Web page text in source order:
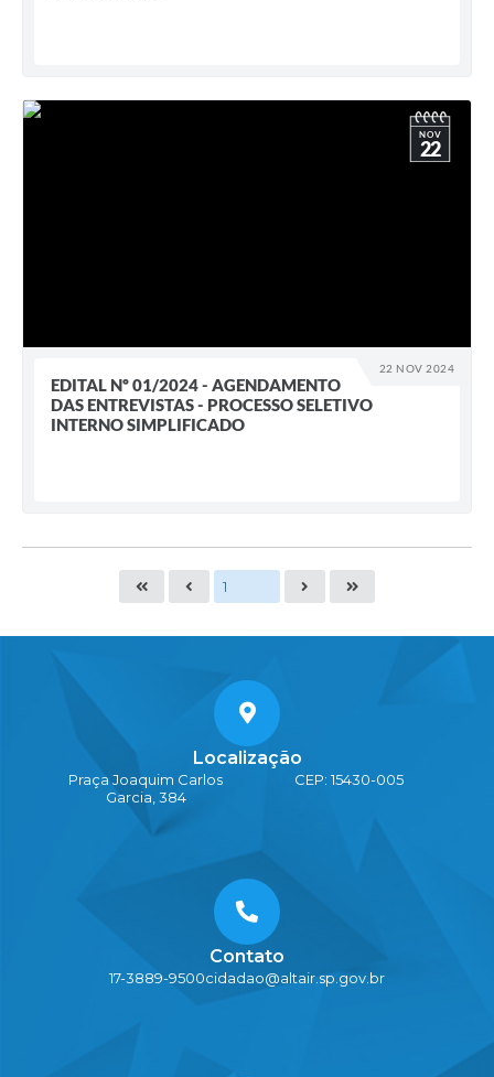
22 NOV 2024
NOV
22
EDITAL Nº 01/2024 - AGENDAMENTO
DAS ENTREVISTAS - PROCESSO SELETIVO
INTERNO SIMPLIFICADO
Localização
Praça Joaquim Carlos
Garcia, 384
CEP: 15430-005
Contato
17-3889-9500cidadao@altair.sp.gov.br